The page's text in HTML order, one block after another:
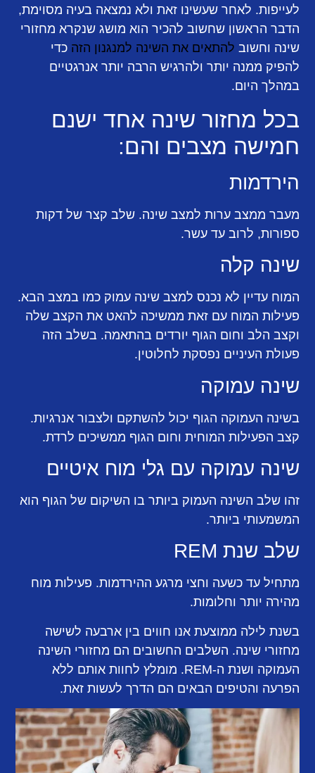
לעייפות. לאחר שעשינו זאת ולא נמצאה בעיה מסוימת,
הדבר הראשון שחשוב להכיר הוא מושג שנקרא מחזורי
שינה וחשוב להתאים את השינה למנגנון הזה כדי
להפיק ממנה יותר ולהרגיש הרבה יותר אנרגטיים
במהלך היום.
בכל מחזור שינה אחד ישנם
חמישה מצבים והם:
הירדמות
מעבר ממצב ערות למצב שינה. שלב קצר של דקות
ספורות, לרוב עד עשר.
שינה קלה
המוח עדיין לא נכנס למצב שינה עמוק כמו במצב הבא.
פעילות המוח עם זאת ממשיכה להאט את הקצב שלה
וקצב הלב וחום הגוף יורדים בהתאמה. בשלב הזה
פעולת העיניים נפסקת לחלוטין.
שינה עמוקה
בשינה העמוקה הגוף יכול להשתקם ולצבור אנרגיות.
קצב הפעילות המוחית וחום הגוף ממשיכים לרדת.
שינה עמוקה עם גלי מוח איטיים
זהו שלב השינה העמוק ביותר בו השיקום של הגוף הוא
המשמעותי ביותר.
שלב שנת REM
מתחיל עד כשעה וחצי מרגע ההירדמות. פעילות מוח
מהירה יותר וחלומות.
בשנת לילה ממוצעת אנו חווים בין ארבעה לשישה
מחזורי שינה. השלבים החשובים הם מחזורי השינה
העמוקה ושנת ה-REM. מומלץ לחוות אותם ללא
הפרעה והטיפים הבאים הם הדרך לעשות זאת.